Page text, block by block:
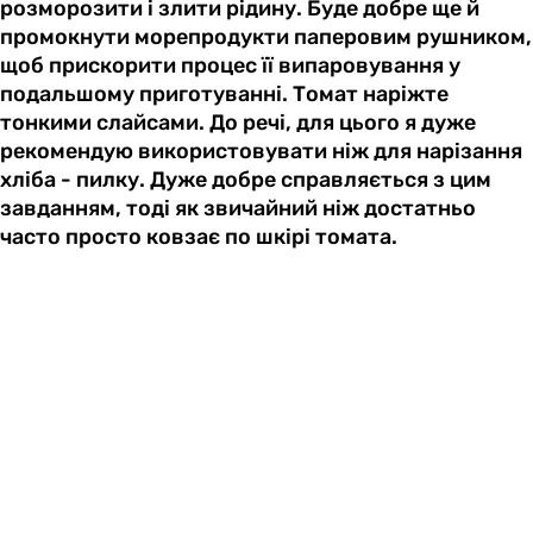
розморозити і злити рідину. Буде добре ще й
промокнути морепродукти паперовим рушником,
щоб прискорити процес її випаровування у
подальшому приготуванні. Томат наріжте
тонкими слайсами. До речі, для цього я дуже
рекомендую використовувати ніж для нарізання
хліба - пилку. Дуже добре справляється з цим
завданням, тоді як звичайний ніж достатньо
часто просто ковзає по шкірі томата.